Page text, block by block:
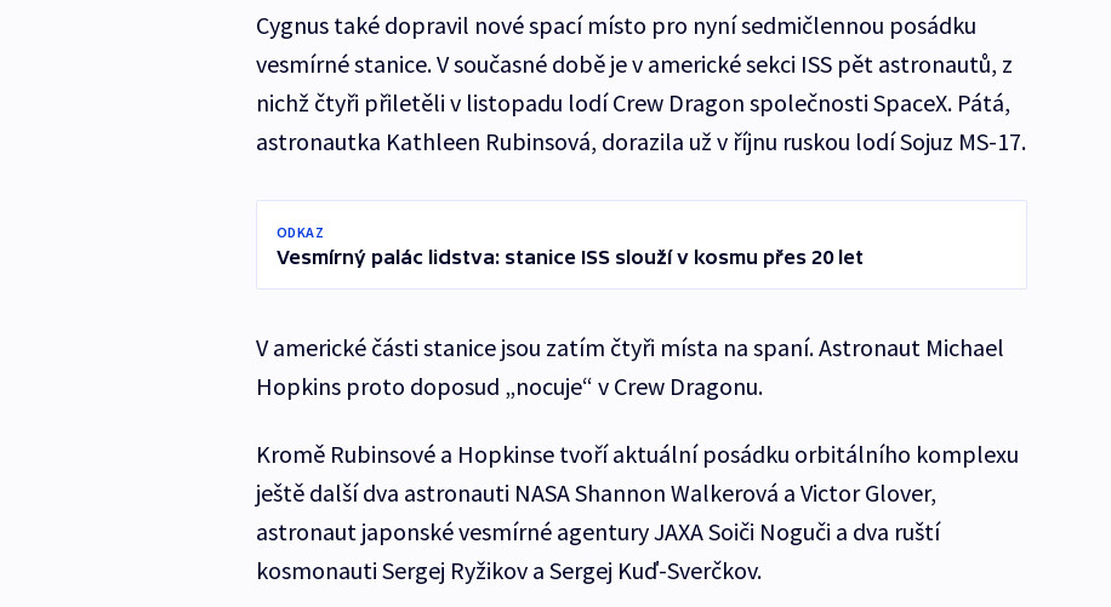
Cygnus také dopravil nové spací místo pro nyní sedmičlennou posádku
vesmírné stanice. V současné době je v americké sekci ISS pět astronautů, z
nichž čtyři přiletěli v listopadu lodí Crew Dragon společnosti SpaceX. Pátá,
astronautka Kathleen Rubinsová, dorazila už v říjnu ruskou lodí Sojuz MS-17.
ODKAZ
Vesmírný palác lidstva: stanice ISS slouží v kosmu přes 20 let
V americké části stanice jsou zatím čtyři místa na spaní. Astronaut Michael
Hopkins proto doposud „nocuje“ v Crew Dragonu.
Kromě Rubinsové a Hopkinse tvoří aktuální posádku orbitálního komplexu
ještě další dva astronauti NASA Shannon Walkerová a Victor Glover,
astronaut japonské vesmírné agentury JAXA Soiči Noguči a dva ruští
kosmonauti Sergej Ryžikov a Sergej Kuď-Sverčkov.